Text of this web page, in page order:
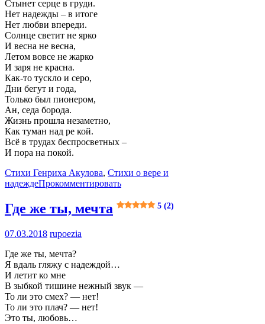
Стынет серце в груди.
Нет надежды – в итоге
Нет любви впереди.
Солнце светит не ярко
И весна не весна,
Летом вовсе не жарко
И заря не красна.
Как-то тускло и серо,
Дни бегут и года,
Только был пионером,
Ан, седа борода.
Жизнь прошла незаметно,
Как туман над ре кой.
Всё в трудах беспросветных –
И пора на покой.
Стихи Генриха Акулова, Стихи о вере и
надеждеПрокомментировать
Где же ты, мечта 5 (2)
07.03.2018 rupoezia
Где же ты, мечта?
Я вдаль гляжу с надеждой…
И летит ко мне
В зыбкой тишине нежный звук —
То ли это смех? — нет!
То ли это плач? — нет!
Это ты, любовь…